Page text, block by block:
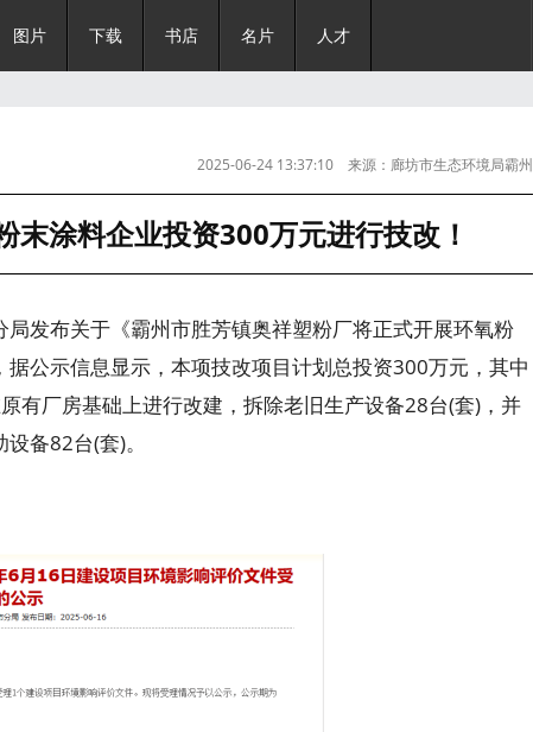
图片 下载 书店 名片 人才
2025-06-24 13:37:10 来源：廊坊市生态环境局霸州
末涂料企业投资300万元进行技改！
发布关于《霸州市胜芳镇奥祥塑粉厂将正式开展环氧粉
公示信息显示，本项技改项目计划总投资300万元，其中
有厂房基础上进行改建，拆除老旧生产设备28台(套)，并
备82台(套)。